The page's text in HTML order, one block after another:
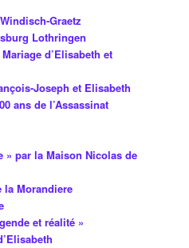
Graetz
Lothringen
d’Elisabeth et
Joseph et Elisabeth
ans de l’Assassinat
» par la Maison Nicolas de
la Morandiere
et réalité »